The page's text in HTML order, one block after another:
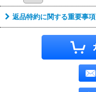
返品特約に関する重要事項